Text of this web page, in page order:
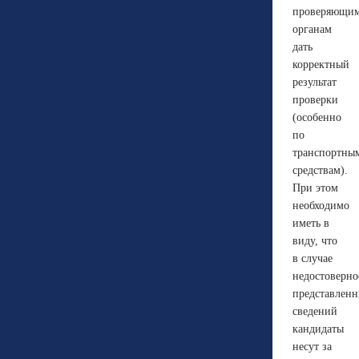
органам
дать
корректный
результат
проверки
(особенно
по
средствам).
При этом
необходимо
иметь в
виду, что
в случае
сведений
кандидаты
несут за